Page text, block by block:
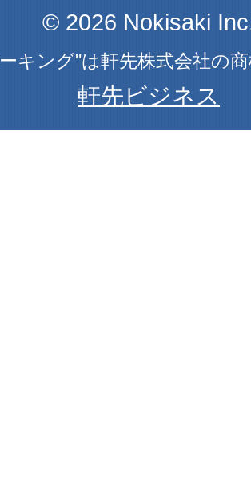
© 2026 Nokisaki
キング"は軒先株式会社の
軒先ビジネス